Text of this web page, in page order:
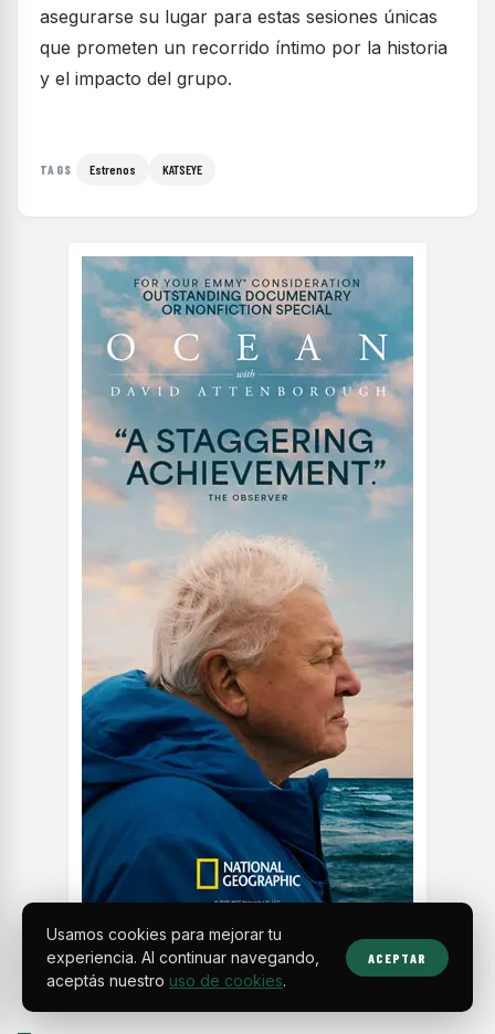
asegurarse su lugar para estas sesiones únicas
que prometen un recorrido íntimo por la historia
y el impacto del grupo.
TAGS Estrenos KATSEYE
Usamos cookies para mejorar tu
experiencia. Al continuar navegando,
aceptás nuestro uso de cookies.
ACEPTAR